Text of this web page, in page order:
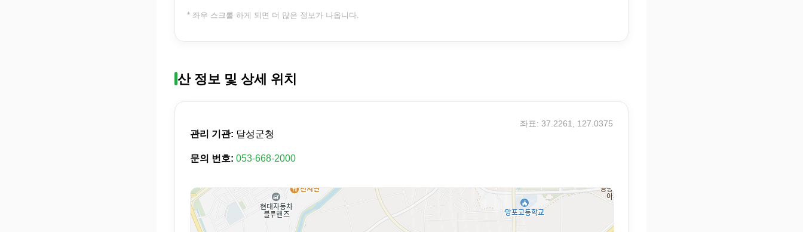
* 좌우 스크롤 하게 되면 더 많은 정보가 나옵니다.
산 정보 및 상세 위치
관리 기관: 달성군청
문의 번호: 053-668-2000
좌표: 37.2261, 127.0375